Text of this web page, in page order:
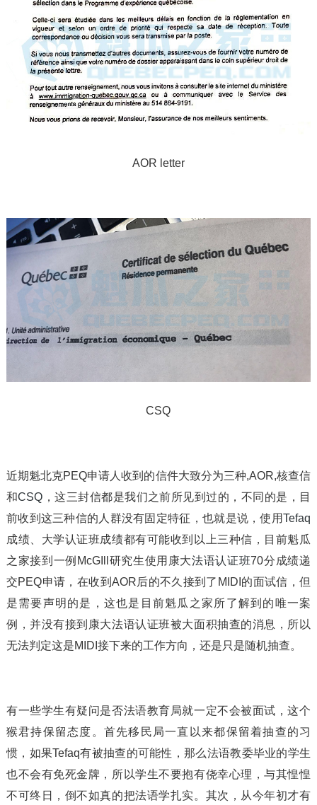
AOR letter
CSQ
近期魁北克PEQ申请人收到的信件大致分为三种,AOR,核查信
和CSQ ，这三封信都是我们之前所见到过的，不同的是，目
前收到这三种信的人群没有固定特征，也就是说，使用Tefaq
成绩、大学认证班成绩都有可能收到以上三种信，目前魁瓜
之家接到一例McGIll研究生使用康大法语认证班70分成绩递
交PEQ申请，在收到AOR后的不久接到了MIDI的面试信，但
是需要声明的是，这也是目前魁瓜之家所了解到的唯一案
例，并没有接到康大法语认证班被大面积抽查的消息，所以
无法判定这是MIDI接下来的工作方向，还是只是随机抽查。
有一些学生有疑问是否法语教育局就一定不会被面试，这个
猴君持保留态度。首先移民局一直以来都保留着抽查的习
惯，如果Tefaq有被抽查的可能性，那么法语教委毕业的学生
也不会有免死金牌，所以学生不要抱有侥幸心理，与其惶惶
不可终日，倒不如真的把法语学扎实。其次，从今年初才有